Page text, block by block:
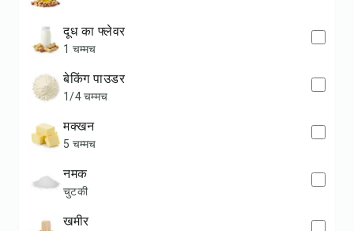
दूध का फ्लेवर
1 चम्मच
बेकिंग पाउडर
1/4 चम्मच
मक्खन
5 चम्मच
नमक
चुटकी
खमीर